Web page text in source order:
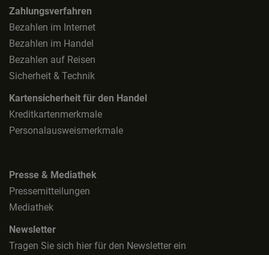
Zahlungsverfahren
Bezahlen im Internet
Bezahlen im Handel
Bezahlen auf Reisen
Sicherheit & Technik
Kartensicherheit für den Handel
Kreditkartenmerkmale
Personalausweismerkmale
Presse & Mediathek
Pressemitteilungen
Mediathek
Newsletter
Tragen Sie sich hier für den Newsletter ein